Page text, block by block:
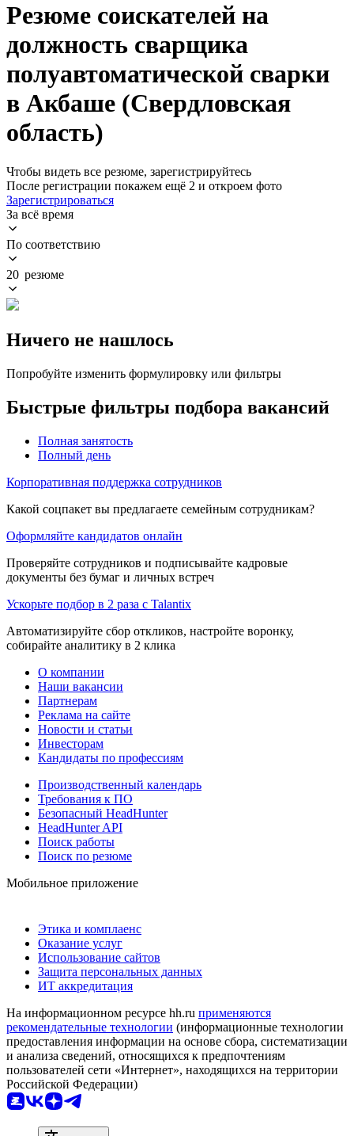
Резюме соискателей на
должность сварщика
полуавтоматической сварки
в Акбаше (Свердловская
область)
Чтобы видеть все резюме, зарегистрируйтесь
После регистрации покажем ещё 2 и откроем фото
Зарегистрироваться
За всё время
По соответствию
20 резюме
Ничего не нашлось
Попробуйте изменить формулировку или фильтры
Быстрые фильтры подбора вакансий
Полная занятость
Полный день
Корпоративная поддержка сотрудников
Какой соцпакет вы предлагаете семейным сотрудникам?
Оформляйте кандидатов онлайн
Проверяйте сотрудников и подписывайте кадровые
документы без бумаг и личных встреч
Ускорьте подбор в 2 раза с Talantix
Автоматизируйте сбор откликов, настройте воронку,
собирайте аналитику в 2 клика
О компании
Наши вакансии
Партнерам
Реклама на сайте
Новости и статьи
Инвесторам
Кандидаты по профессиям
Производственный календарь
Требования к ПО
Безопасный HeadHunter
HeadHunter API
Поиск работы
Поиск по резюме
Мобильное приложение
Этика и комплаенс
Оказание услуг
Использование сайтов
Защита персональных данных
ИТ аккредитация
На информационном ресурсе hh.ru применяются
рекомендательные технологии (информационные технологии
предоставления информации на основе сбора, систематизации
и анализа сведений, относящихся к предпочтениям
пользователей сети «Интернет», находящихся на территории
Российской Федерации)